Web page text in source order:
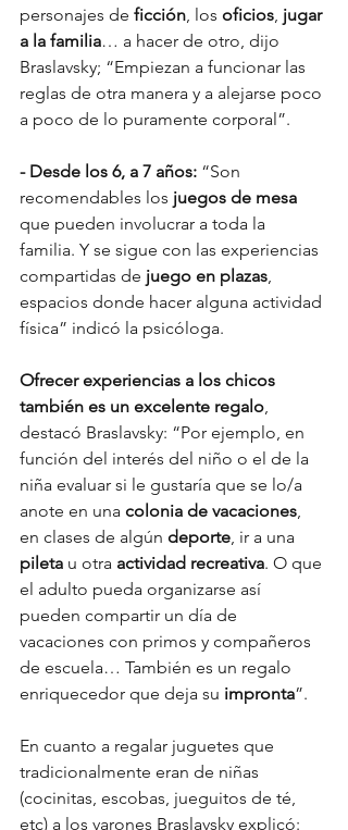
personajes de ficción , los oficios jugar
a la familia… a hacer de otro, dijo
Braslavsky; “Empiezan a funcionar las
reglas de otra manera y a alejarse poco
a poco de lo puramente corporal”.
- Desde los 6, a 7 años: “Son
recomendables los juegos de mesa
que pueden involucrar a toda la
familia. Y se sigue con las experiencias
compartidas de juego en plazas
espacios donde hacer alguna actividad
física” indicó la psicóloga.
Ofrecer experiencias a los chicos
también es un excelente regalo
destacó Braslavsky: “Por ejemplo, en
función del interés del niño o el de la
niña evaluar si le gustaría que se lo/a
anote en una colonia de vacaciones
en clases de algún deporte , ir a una
pileta u otra actividad recreativa. O que
el adulto pueda organizarse así
pueden compartir un día de
vacaciones con primos y compañeros
de escuela… También es un regalo
enriquecedor que deja su impronta”.
En cuanto a regalar juguetes que
tradicionalmente eran de niñas
(cocinitas, escobas, jueguitos de té,
etc) a los varones Braslavsky explicó: